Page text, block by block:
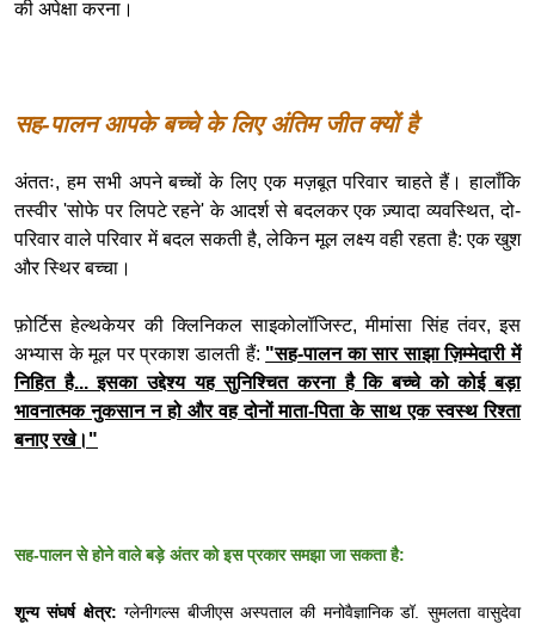
की अपेक्षा करना।
सह-पालन आपके बच्चे के लिए अंतिम जीत क्यों है
अंततः, हम सभी अपने बच्चों के लिए एक मज़बूत परिवार चाहते हैं। हालाँकि
तस्वीर 'सोफे पर लिपटे रहने' के आदर्श से बदलकर एक ज़्यादा व्यवस्थित, दो-
परिवार वाले परिवार में बदल सकती है, लेकिन मूल लक्ष्य वही रहता है: एक खुश
और स्थिर बच्चा।
फ़ोर्टिस हेल्थकेयर की क्लिनिकल साइकोलॉजिस्ट, मीमांसा सिंह तंवर, इस
अभ्यास के मूल पर प्रकाश डालती हैं: "सह-पालन का सार साझा ज़िम्मेदारी में
निहित है... इसका उद्देश्य यह सुनिश्चित करना है कि बच्चे को कोई बड़ा
भावनात्मक नुकसान न हो और वह दोनों माता-पिता के साथ एक स्वस्थ रिश्ता
बनाए रखे।"
सह-पालन से होने वाले बड़े अंतर को इस प्रकार समझा जा सकता है:
शून्य संघर्ष क्षेत्र: ग्लेनीगल्स बीजीएस अस्पताल की मनोवैज्ञानिक डॉ. सुमलता वासुदेवा